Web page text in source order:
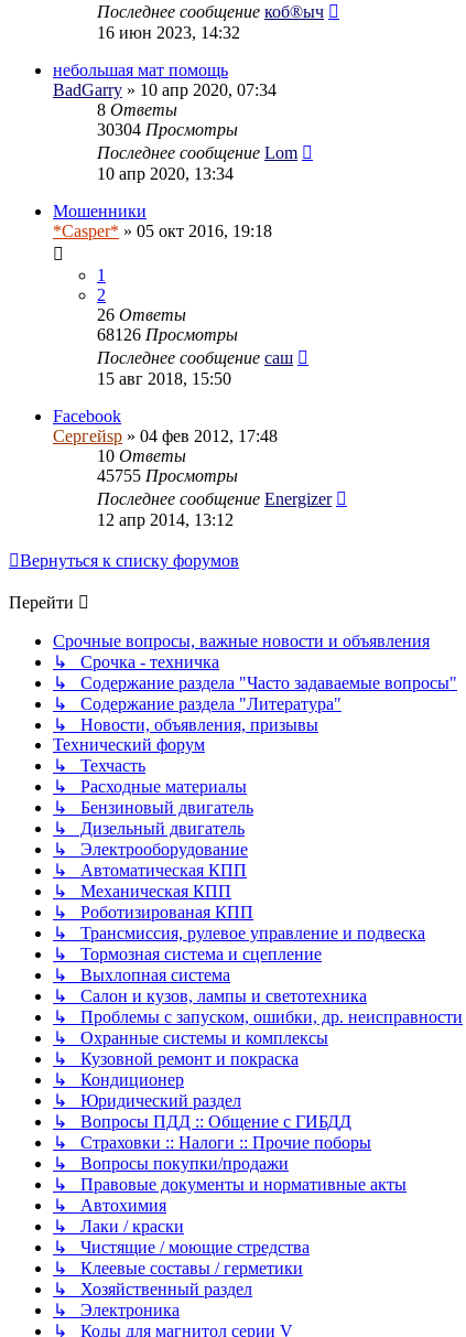
Последнее сообщение коб®ыч
16 июн 2023, 14:32
небольшая мат помощь
BadGarry » 10 апр 2020, 07:34
8 Ответы
30304 Просмотры
Последнее сообщение Lom
10 апр 2020, 13:34
Мошенники
*Casper* » 05 окт 2016, 19:18
1
2
26 Ответы
68126 Просмотры
Последнее сообщение саш
15 авг 2018, 15:50
Facebook
Сергейsp » 04 фев 2012, 17:48
10 Ответы
45755 Просмотры
Последнее сообщение Energizer
12 апр 2014, 13:12
Вернуться к списку форумов
Перейти
Срочные вопросы, важные новости и объявления
↳ Срочка - техничка
↳ Содержание раздела "Часто задаваемые вопросы"
↳ Содержание раздела "Литература"
↳ Новости, объявления, призывы
Технический форум
↳ Техчасть
↳ Расходные материалы
↳ Бензиновый двигатель
↳ Дизельный двигатель
↳ Электрооборудование
↳ Автоматическая КПП
↳ Механическая КПП
↳ Роботизированая КПП
↳ Трансмиссия, рулевое управление и подвеска
↳ Тормозная система и сцепление
↳ Выхлопная система
↳ Салон и кузов, лампы и светотехника
↳ Проблемы с запуском, ошибки, др. неисправности
↳ Охранные системы и комплексы
↳ Кузовной ремонт и покраска
↳ Кондиционер
↳ Юридический раздел
↳ Вопросы ПДД :: Общение с ГИБДД
↳ Страховки :: Налоги :: Прочие поборы
↳ Вопросы покупки/продажи
↳ Правовые документы и нормативные акты
↳ Автохимия
↳ Лаки / краски
↳ Чистящие / моющие стредства
↳ Клеевые составы / герметики
↳ Хозяйственный раздел
↳ Электроника
↳ Коды для магнитол серии V